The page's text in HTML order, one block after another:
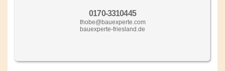
0170-3310445
thobe@bauexperte.com
bauexperte-friesland.de